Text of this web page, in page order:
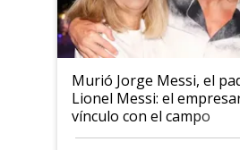
Murió Jorge Messi, el
Lionel Messi: el
vínculo con el campo